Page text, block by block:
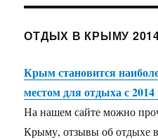
ОТДЫХ В КРЫМУ
Крым становится
местом для отдыха с 2014
На нашем сайте можно
Крыму, отзывы об отдыхе